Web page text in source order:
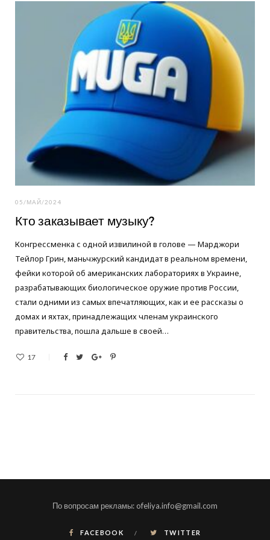
o e
r r
05/МАЙ/2024
Кто заказывает музыку?
Конгрессменка с одной извилиной в голове — Марджори
Тейлор Грин, маньчжурский кандидат в реальном времени,
фейки которой об американских лабораториях в Украине,
разрабатывающих биологическое оружие против России,
стали одними из самых впечатляющих, как и ее рассказы о
домах и яхтах, принадлежащих членам украинского
правительства, пошла дальше в своей…
17
По вопросам рекламы: ofeliya.info@gmail.com
FACEBOOK TWITTER